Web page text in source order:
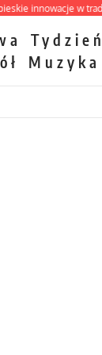
innowacje w
Tydzień
Muzyka